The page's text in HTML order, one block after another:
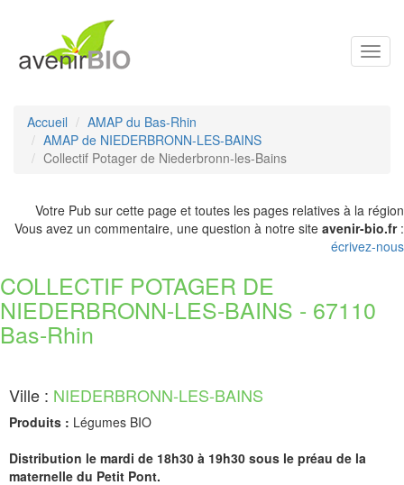
Accueil
AMAP du Bas-Rhin
AMAP de NIEDERBRONN-LES-BAINS
Collectif Potager de Niederbronn-les-Bains
Votre Pub sur cette page et toutes les pages relatives à la région
Vous avez un commentaire, une question à notre site avenir-bio.fr:
écrivez-nous
COLLECTIF POTAGER DE
NIEDERBRONN-LES-BAINS - 67110
Bas-Rhin
Ville : NIEDERBRONN-LES-BAINS
Produits : Légumes BIO
Distribution le mardi de 18h30 à 19h30 sous le préau de la
maternelle du Petit Pont.